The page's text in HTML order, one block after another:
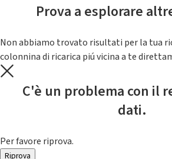
Prova a esplorare
Non abbiamo trovato risultati per la tua
colonnina di ricarica piú vicina a te
C'è un problema con il
dati.
Per favore riprova.
Riprova